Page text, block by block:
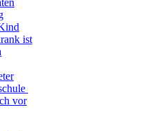
ist
vor